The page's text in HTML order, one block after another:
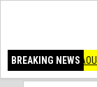
BREAKING NEWS
(PAVIA)